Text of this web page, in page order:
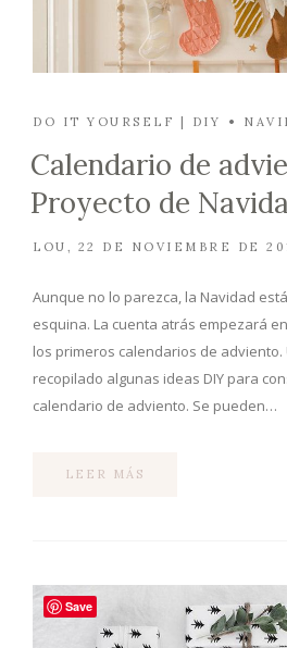
DO IT YOURSELF | DIY
Calendario de
Proyecto de
LOU 22 DE NOVIEMBRE DE
Aunque no lo parezca, la Navidad
esquina. La cuenta atrás empezará
los primeros calendarios de adviento.
recopilado algunas ideas DIY para
calendario de adviento. Se pueden…
LEER MÁS
Save